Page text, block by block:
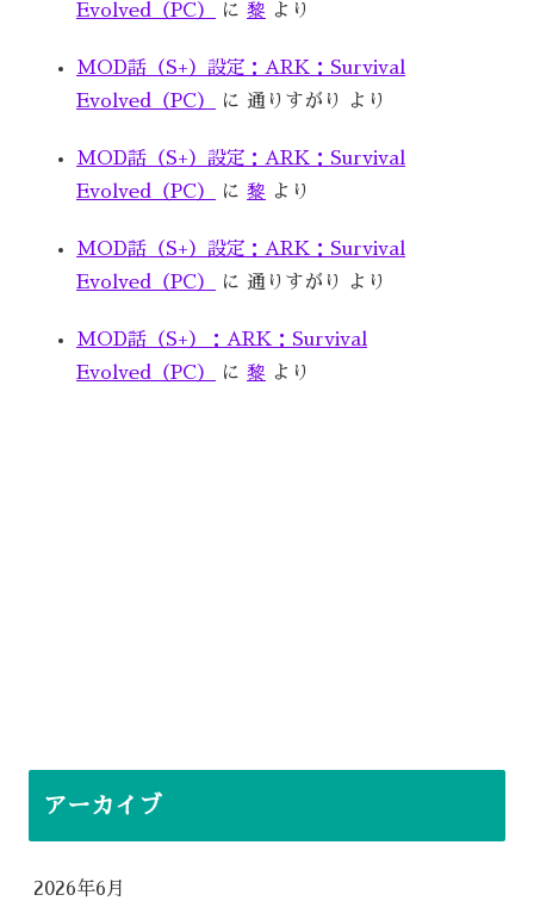
Evolved（PC）
に 黎 より
MOD話（S+）設定：ARK：Survival
Evolved（PC）
に 通りすがり より
MOD話（S+）設定：ARK：Survival
Evolved（PC）
に 黎 より
MOD話（S+）設定：ARK：Survival
Evolved（PC）
に 通りすがり より
MOD話（S+）：ARK：Survival
Evolved（PC）
に 黎 より
アーカイブ
2026年6月